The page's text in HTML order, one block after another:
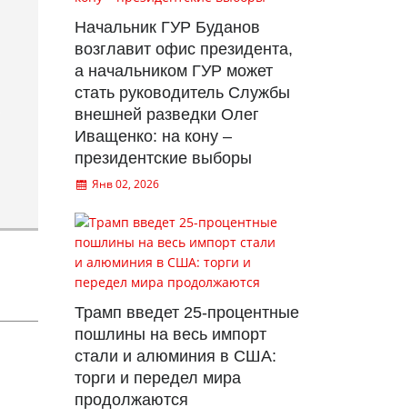
Начальник ГУР Буданов
возглавит офис президента,
а начальником ГУР может
стать руководитель Службы
внешней разведки Олег
Иващенко: на кону –
президентские выборы
Янв 02, 2026
Трамп введет 25-процентные
пошлины на весь импорт
стали и алюминия в США:
торги и передел мира
продолжаются